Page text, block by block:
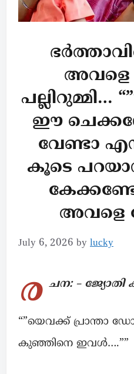
അവളെ
പല്ലിറുമ്മി…
ഈ
വേണ്ടാ
കൂടെ
അവളെ
July 6, 2026 by lucky
ര ചന: –
“”യെവക്ക് പ്രാന്താ
കുഞ്ഞിനെ ഇവൾ….””